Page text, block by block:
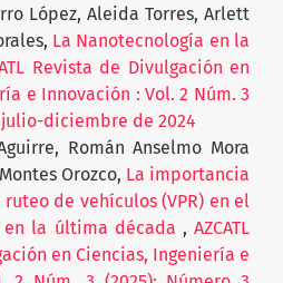
López, Aleida Torres, Arlett
La Nanotecnología en la
Revista de Divulgación en
e Innovación : Vol. 2 Núm. 3
julio-diciembre de 2024
Román Anselmo Mora
Orozco, La importancia
de vehículos (VPR) en el
la última década ,AZCATL
en Ciencias, Ingeniería e